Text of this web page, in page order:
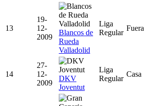
13
19-
12-
2009
Blancos de
Rueda
Valladolid
Liga
Regular
Fuera
14
27-
12-
2009
DKV
Joventut
Liga
Regular
Casa